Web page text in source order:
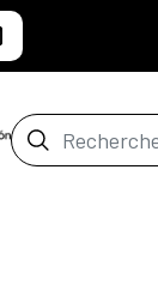
Barre de